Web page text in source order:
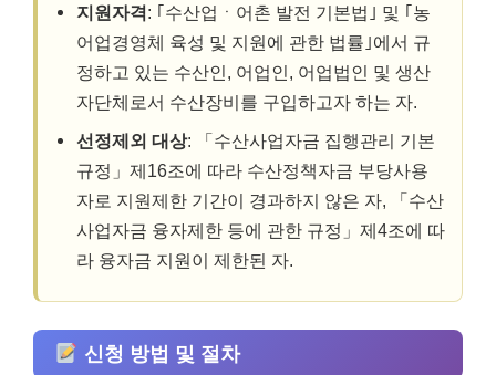
지원자격: ｢수산업ㆍ어촌 발전 기본법｣ 및 ｢농
어업경영체 육성 및 지원에 관한 법률｣에서 규
정하고 있는 수산인, 어업인, 어업법인 및 생산
자단체로서 수산장비를 구입하고자 하는 자.
선정제외 대상: 「수산사업자금 집행관리 기본
규정」제16조에 따라 수산정책자금 부당사용
자로 지원제한 기간이 경과하지 않은 자, 「수산
사업자금 융자제한 등에 관한 규정」제4조에 따
라 융자금 지원이 제한된 자.
신청 방법 및 절차